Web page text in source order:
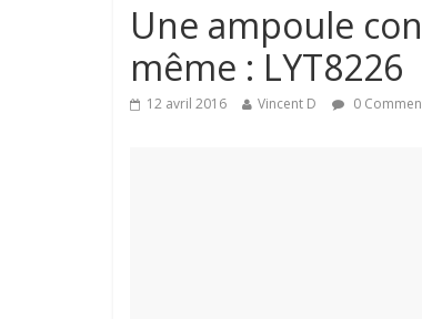
Une ampoule
même : LYT8226
12 avril 2016 Vincent D 0